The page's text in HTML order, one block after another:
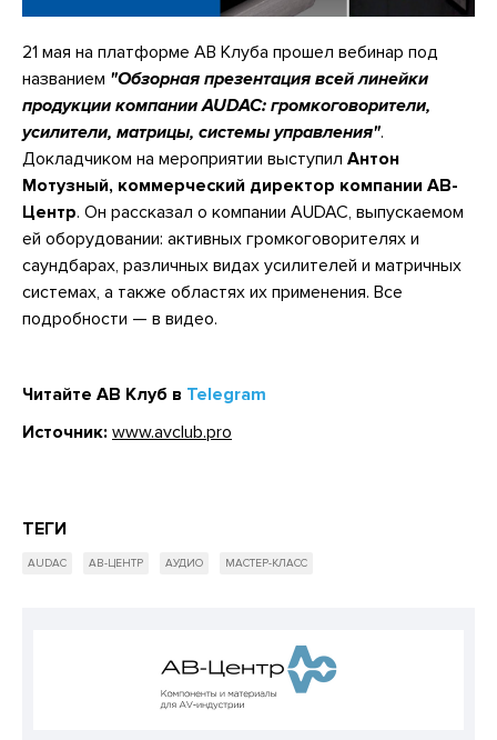
21 мая на платформе АВ Клуба прошел вебинар под
названием "Обзорная презентация всей линейки
продукции компании AUDAC: громкоговорители,
усилители, матрицы, системы управления".
Докладчиком на мероприятии выступил Антон
Мотузный, коммерческий директор компании АВ-
Центр. Он рассказал о компании AUDAC, выпускаемом
ей оборудовании: активных громкоговорителях и
саундбарах, различных видах усилителей и матричных
системах, а также областях их применения. Все
подробности — в видео.
Читайте АВ Клуб в Telegram
Источник: www.avclub.pro
ТЕГИ
AUDAC АВ-ЦЕНТР АУДИО МАСТЕР-КЛАСС